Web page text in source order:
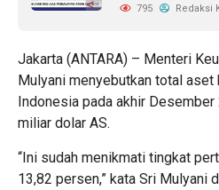
795 Redaksi
Jakarta (ANTARA) – Menteri
Mulyani menyebutkan total aset
Indonesia pada akhir
miliar dolar AS.
“Ini sudah menikmati tingkat
13,82 persen,” kata Sri Mulyani